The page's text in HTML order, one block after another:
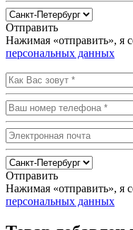
Отправить
Нажимая «отправить», я
персональных данных
Отправить
Нажимая «отправить», я
персональных данных